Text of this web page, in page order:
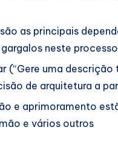
as principais
neste processo
(“Gere uma
de arquitetura a
e aprimoramento
e vários outros